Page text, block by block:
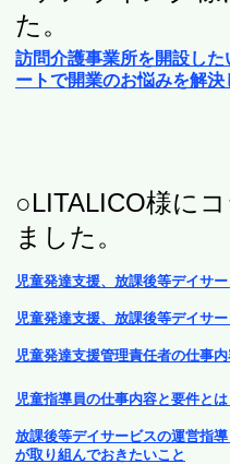
た。
訪問介護事業所を開設し
ートで開業のお悩みを解決
○LITALICO様に
ました。
児童発達支援、放課後等デイサ
児童発達支援、放課後等デイサ
児童発達支援管理責任者の仕事
児童指導員の仕事内容と要件とは
放課後等デイサービスの運営指
が取り組んでおきたいこと